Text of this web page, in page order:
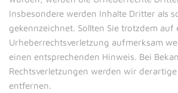
Insbesondere werden Inhalte Dritter als
gekennzeichnet. Sollten Sie trotzdem auf
Urheberrechtsverletzung aufmerksam
einen entsprechenden Hinweis. Bei
Rechtsverletzungen werden wir
entfernen.